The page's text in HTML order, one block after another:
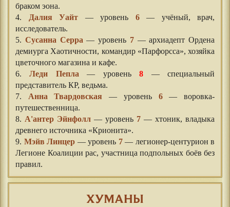
браком эона.
4. Далия Уайт — уровень 6— учёный, врач,
исследователь.
5. Сусанна Серра— уровень 7— архиадепт Ордена
демиурга Хаотичности, командир «Парфорсса», хозяйка
цветочного магазина и кафе.
6.Леди Пепла— уровень8 — специальный
представитель КР, ведьма.
7. Анна Твардовская — уровень 6— воровка-
путешественница.
8. А'антер Эйнфолл — уровень 7 — хтоник, владыка
древнего источника «Крионита».
9. Мэйв Линцер — уровень 7— легионер-центурион в
Легионе Коалиции рас, участница подпольных боёв без
правил.
ХУМАНЫ